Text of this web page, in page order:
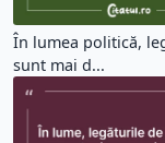
În lumea politică,
sunt mai d...